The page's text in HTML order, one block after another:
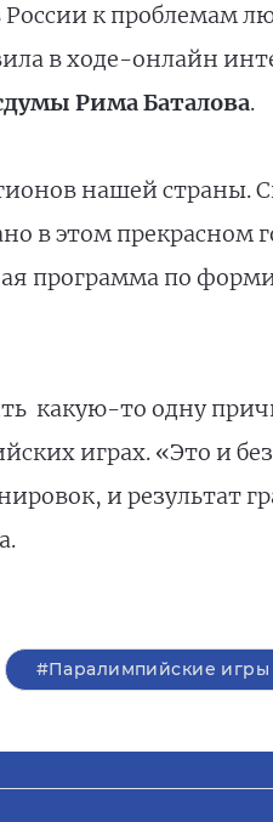
России к проблемам
в ходе-онлайн
Рима Баталова.
нашей страны.
в этом прекрасном
программа по
какую-то одну
играх. «Это и
и результат
#Паралимпийские игры